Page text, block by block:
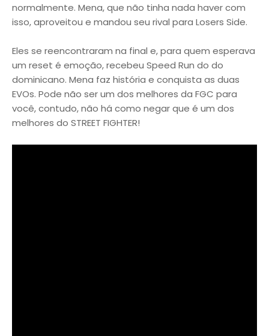
normalmente. Mena, que não tinha nada haver com
isso, aproveitou e mandou seu rival para Losers Side.
Eles se reencontraram na final e, para quem esperava
um reset é emoção, recebeu Speed Run do do
dominicano. Mena faz história e conquista as duas
EVOs. Pode não ser um dos melhores da FGC para
você, contudo, não há como negar que é um dos
melhores do STREET FIGHTER!